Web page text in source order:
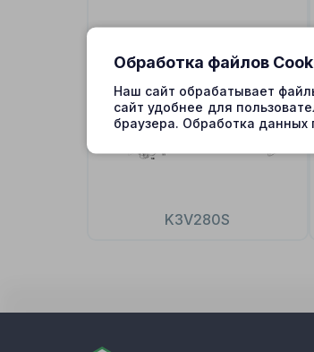
K3V280S
Обработка файлов
Наш сайт обрабатывает
сайт удобнее для
браузера. Обработка данных